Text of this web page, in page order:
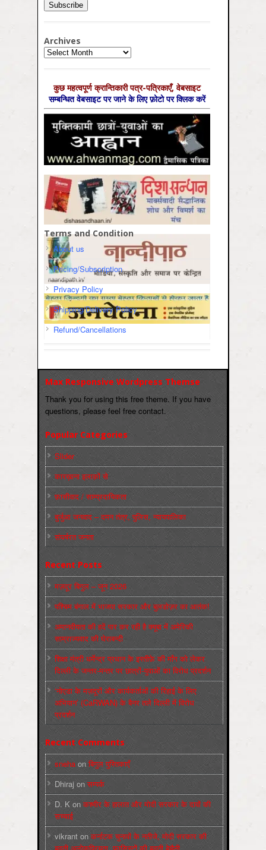
Archives
Archives
कुछ महत्‍वपूर्ण क्रान्तिकारी पत्र-पत्रिकाएँ, वेबसाइट
सम्‍बन्धित वेबसाइट पर जाने के लिए फ़ोटो पर क्लिक करें
Terms and Condition
About us
Pricing/Subscription
Privacy Policy
Shipping/Delivery Policy
Refund/Cancellations
Max Responsive Wordpress Themse
Thank you for using this free theme. If you have
questions, please feel free contact.
Popular Categories
Slider
कारख़ाना इलाक़ों से
फ़ासीवाद / साम्‍प्रदायिकता
बुर्जुआ जनवाद – दमन तंत्र, पुलिस, न्‍यायपालिका
संघर्षरत जनता
Recent Posts
मज़दूर बिगुल – जून 2026
पश्चिम बंगाल में भाजपा सरकार और बुलडोज़र का आतंक!
अमानवीयता की हदें पार कर रही है क्यूबा में अमेरिकी
साम्राज्यवाद की घेराबन्दी
शिक्षा मंत्री धर्मेन्द्र प्रधान के इस्तीफ़े की माँग को लेकर
दिल्ली के जन्तर-मन्तर पर छात्रों-युवाओं का विरोध प्रदर्शन
‘नोएडा के मज़दूरों और कार्यकर्ताओं की रिहाई के लिए
अभियान’ (CaRWAN) के बैनर तले दिल्ली में विरोध
प्रदर्शन
Recent Comments
sneha on बिगुल पुस्तिकाएँ
Dhiraj on सम्पर्क
D. K on कश्मीर के हालात और मोदी सरकार के दावों की
सच्चाई
vikrant onकर्नाटक चुनावों के नतीजे, मोदी सरकार की
बढ़ती अलोकप्रियता, फ़ासिस्टों की बढ़ती बेचैनी,